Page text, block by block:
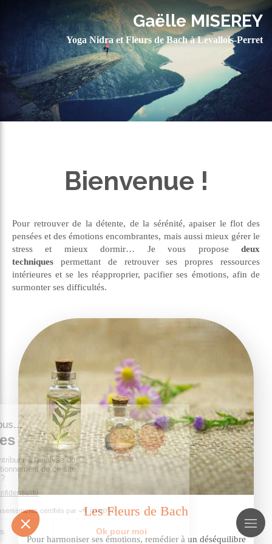
Gaëlle MISEREY
Yoga Nidra et Fleurs de Bach à Levallois-Perret
Bienvenue !
Pour retrouver de la détente, de la sérénité, apaiser le flot des
pensées et des émotions encombrantes, mais aussi mieux gérer le
stress et mieux dormir… Je vous propose deux
techniques permettant de retrouver ses propres ressources
intérieures et se les réapproprier, pacifier ses émotions, afin de
surmonter ses difficultés.
Les Fleurs de Bach
Pour harmoniser ses émotions, remédier à un déséquilibre